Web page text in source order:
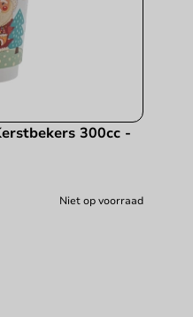
300cc -
Niet op voorraad